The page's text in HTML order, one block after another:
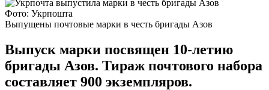
Фото: Укрпошта
Выпущены почтовые марки в честь бригады Азoв
Выпуск марки посвящен 10-летию
бригады Азов. Тираж почтового набора
составляет 900 экземпляров.